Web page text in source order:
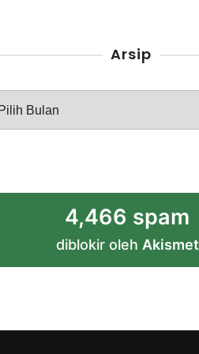
Arsip
4,466 spam
diblokir oleh Akismet